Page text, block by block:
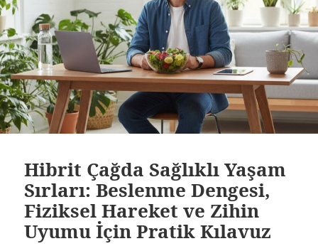
Hibrit Çağda Sağlıklı Yaşam
Sırları: Beslenme Dengesi,
Fiziksel Hareket ve Zihin
Uyumu İçin Pratik Kılavuz